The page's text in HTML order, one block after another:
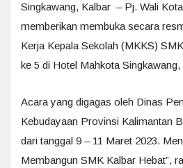
Singkawang, Kalbar – Pj. Wali
memberikan membuka secara
Kerja Kepala Sekolah (MKKS)
ke 5 di Hotel Mahkota
Acara yang digagas oleh Dinas
Kebudayaan Provinsi Kalimantan
dari tanggal 9 – 11 Maret 2023.
Membangun SMK Kalbar Hebat”,